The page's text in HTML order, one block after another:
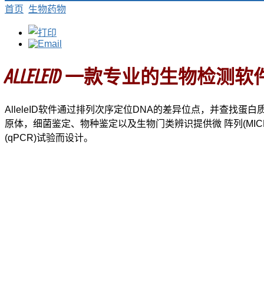
首页 生物药物
ALLELEID 一款专业的生物检测软
AlleleID软件通过排列次序定位DNA的差异位点，并查找蛋白
原体，细菌鉴定、物种鉴定以及生物门类辨识提供微 阵列
(qPCR)试验而设计。